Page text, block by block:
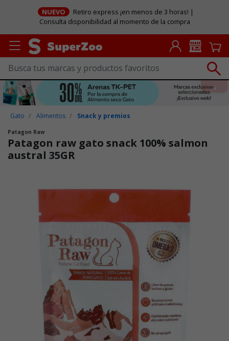
NUEVO
Retiro express ¡en menos de 3 horas! |
Consulta disponibilidad al momento de la compra
Gato Alimentos Snack y premios
Patagon Raw
Patagon raw gato snack 100% salmon
austral 35GR